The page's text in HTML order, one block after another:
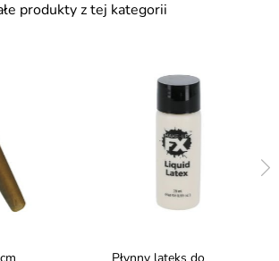
produkty z tej kategorii